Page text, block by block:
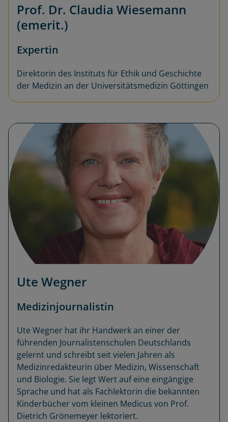
Prof. Dr. Claudia Wiesemann
(emerit.)
Expertin
Direktorin des Instituts für Ethik und Geschichte
der Medizin an der Universitätsmedizin Göttingen
Ute Wegner
Medizinjournalistin
Ute Wegner hat ihr Handwerk an einer der
führenden Journalistenschulen Deutschlands
gelernt und schreibt seit vielen Jahren als
Medizinredakteurin über Medizin, Wissenschaft
und Biologie. Sie legt Wert auf eine eingängige
Sprache und hat als Fachlektorin die bekannten
Kinderbücher vom kleinen Medicus von Prof.
Dietrich Grönemeyer lektoriert.